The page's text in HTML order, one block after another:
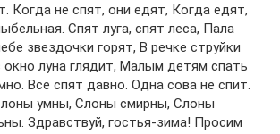
Когда не спят, они едят, Когда едят,
Спят луга, спят леса, Пала
звездочки горят, В речке струйки
окно луна глядит, Малым детям спать
Все спят давно. Одна сова не спит.
умны, Слоны смирны, Слоны
Здравствуй, гостья-зима! Просим